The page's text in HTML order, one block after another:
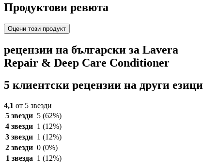
Продуктови ревюта
Оцени този продукт
рецензии на български за Lavera
Repair & Deep Care Conditioner
5 клиентски рецензии на други езици
4,1 от 5 звезди
5 звезди 5 (62%)
4 звезди 1 (12%)
3 звезди 1 (12%)
2 звезди 0 (0%)
1 звезда 1 (12%)